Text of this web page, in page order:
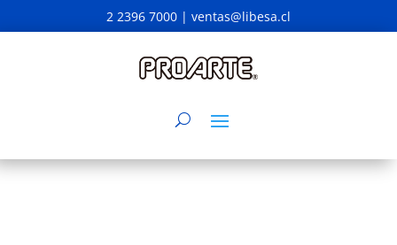
2 2396 7000 | ventas@libesa.cl